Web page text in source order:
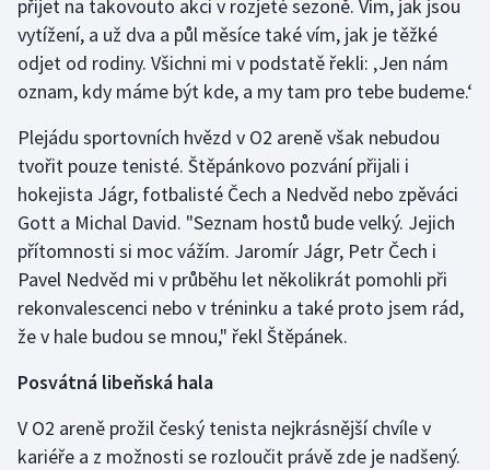
přijet na takovouto akci v rozjeté sezoně. Vím, jak jsou
vytížení, a už dva a půl měsíce také vím, jak je těžké
odjet od rodiny. Všichni mi v podstatě řekli: ‚Jen nám
oznam, kdy máme být kde, a my tam pro tebe budeme.‘
Plejádu sportovních hvězd v O2 areně však nebudou
tvořit pouze tenisté. Štěpánkovo pozvání přijali i
hokejista Jágr, fotbalisté Čech a Nedvěd nebo zpěváci
Gott a Michal David. "Seznam hostů bude velký. Jejich
přítomnosti si moc vážím. Jaromír Jágr, Petr Čech i
Pavel Nedvěd mi v průběhu let několikrát pomohli při
rekonvalescenci nebo v tréninku a také proto jsem rád,
že v hale budou se mnou," řekl Štěpánek.
Posvátná libeňská hala
V O2 areně prožil český tenista nejkrásnější chvíle v
kariéře a z možnosti se rozloučit právě zde je nadšený.